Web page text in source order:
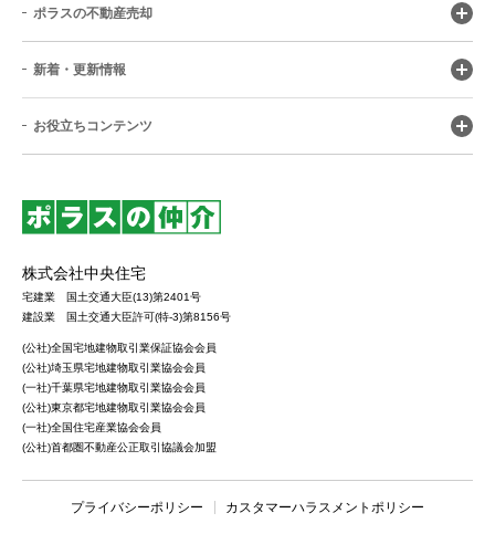
ポラスの不動産売却
新着・更新情報
お役立ちコンテンツ
株式会社中央住宅
宅建業 国土交通大臣(13)第2401号
建設業 国土交通大臣許可(特-3)第8156号
(公社)全国宅地建物取引業保証協会会員
(公社)埼玉県宅地建物取引業協会会員
(一社)千葉県宅地建物取引業協会会員
(公社)東京都宅地建物取引業協会会員
(一社)全国住宅産業協会会員
(公社)首都圏不動産公正取引協議会加盟
プライバシーポリシー カスタマーハラスメントポリシー